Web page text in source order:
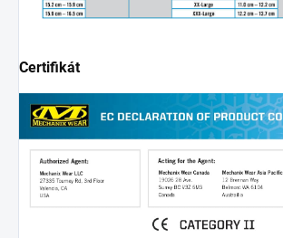
Certifikát